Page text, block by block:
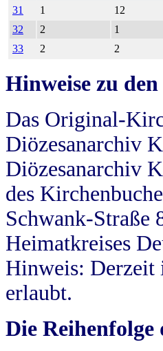
31
1 12
32
2 1
33
2 2
Hinweise zu
Das Original-
Diözesanarchiv
Diözesanarchiv
des
Schwank-Straße
Heimatkreises
Hinweis: Derzeit
erlaubt.
Die